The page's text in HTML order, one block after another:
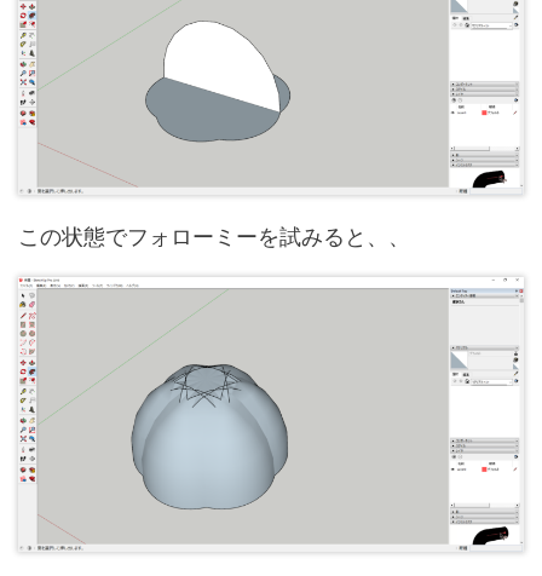
この状態でフォローミーを試みると、、